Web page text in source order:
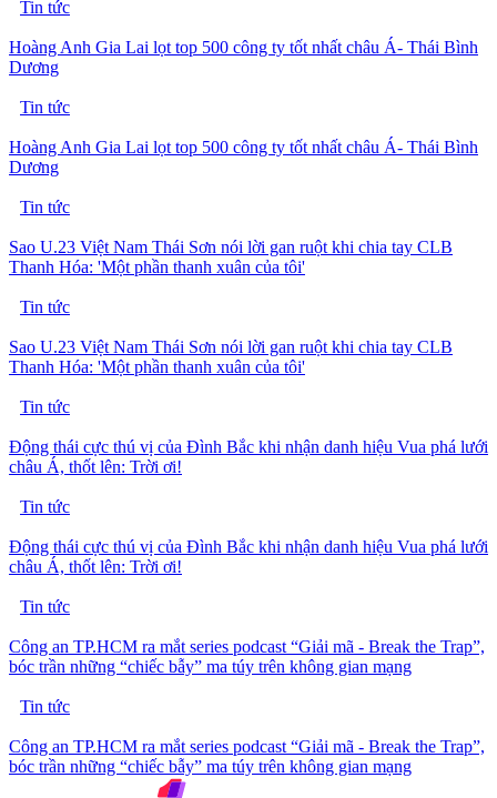
Tin tức
Hoàng Anh Gia Lai lọt top 500 công ty tốt nhất châu Á- Thái Bình
Dương
Tin tức
Hoàng Anh Gia Lai lọt top 500 công ty tốt nhất châu Á- Thái Bình
Dương
Tin tức
Sao U.23 Việt Nam Thái Sơn nói lời gan ruột khi chia tay CLB
Thanh Hóa: 'Một phần thanh xuân của tôi'
Tin tức
Sao U.23 Việt Nam Thái Sơn nói lời gan ruột khi chia tay CLB
Thanh Hóa: 'Một phần thanh xuân của tôi'
Tin tức
Động thái cực thú vị của Đình Bắc khi nhận danh hiệu Vua phá lưới
châu Á, thốt lên: Trời ơi!
Tin tức
Động thái cực thú vị của Đình Bắc khi nhận danh hiệu Vua phá lưới
châu Á, thốt lên: Trời ơi!
Tin tức
Công an TP.HCM ra mắt series podcast “Giải mã - Break the Trap”,
bóc trần những “chiếc bẫy” ma túy trên không gian mạng
Tin tức
Công an TP.HCM ra mắt series podcast “Giải mã - Break the Trap”,
bóc trần những “chiếc bẫy” ma túy trên không gian mạng